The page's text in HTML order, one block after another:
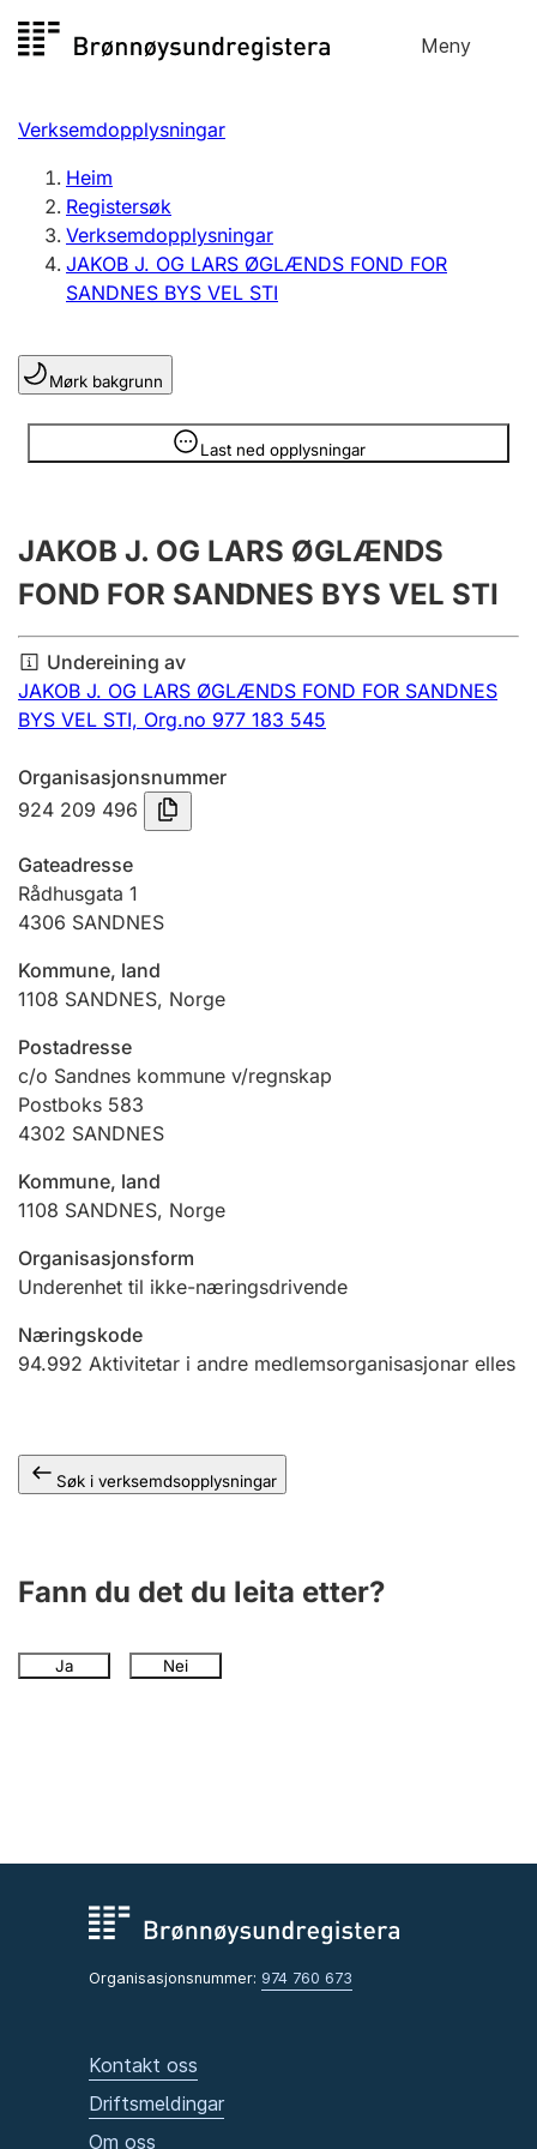
til
Meny
Registersøk
Aksjeselskap
Enkeltpersonføretak
Registrere, endre, slette
Lag og foreining
Registrere, endre, slette
Årsrekneskap
Innsending og forseinkingsgebyr
Tinglysing
Jeger
Betaling og jegeravgiftskort
Ektepaktrettleiaren
Andre tema
Verksemdopplysningar
Heim
Registersøk
Verksemdopplysningar
JAKOB J. OG LARS ØGLÆNDS FOND FOR
SANDNES BYS VEL STI
Mørk bakgrunn
Last ned opplysningar
Opplysninger er skjult
JAKOB J. OG LARS ØGLÆNDS
FOND FOR SANDNES BYS VEL STI
Undereining av
JAKOB J. OG LARS ØGLÆNDS FOND FOR SANDNES
BYS VEL STI, Org.no 977 183 545
Organisasjonsnummer
924 209 496
Gateadresse
Rådhusgata 1
4306 SANDNES
Kommune, land
1108 SANDNES, Norge
Postadresse
c/o Sandnes kommune v/regnskap
Postboks 583
4302 SANDNES
Kommune, land
1108 SANDNES, Norge
Organisasjonsform
Underenhet til ikke-næringsdrivende
Næringskode
94.992 Aktivitetar i andre medlemsorganisasjonar elles
Søk i verksemdsopplysningar
Fann du det du leita etter?
Ja Nei
Organisasjonsnummer: 974 760 673
Kontakt oss
Driftsmeldingar
Om oss